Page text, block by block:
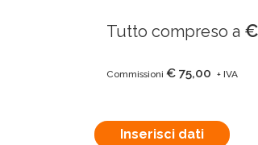
Tutto compreso a
Commissioni € 75,00 + IVA
Inserisci dati